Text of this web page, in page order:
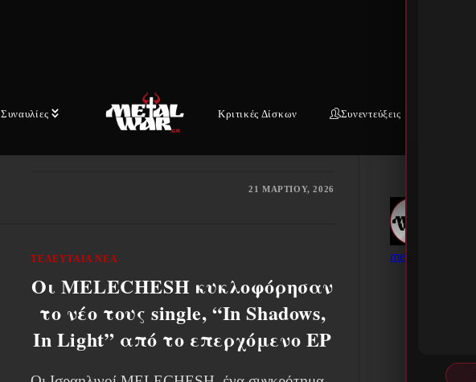
Συναυλίες Κριτικές Δίσκων Συνεντεύξεις
άλμπουμ του με τίτλο «From The Bloodline of
Bram». Η έμφαση του άλμπουμ σε μακάβρια
21 ΜΑΡΤΊΟΥ, 2026
ΤΕΛΕΥΤΑΊΑ ΝΈΑ
Οι MELECHESH κυκλοφόρησαν
το νέο τους single, “In Shadows,
In Light” από το επερχόμενο EP